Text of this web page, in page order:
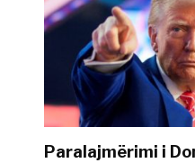
Paralajmërimi i